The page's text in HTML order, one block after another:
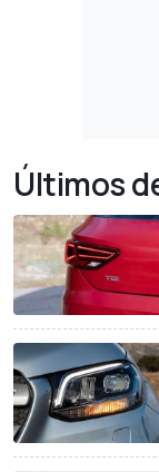
Últimos